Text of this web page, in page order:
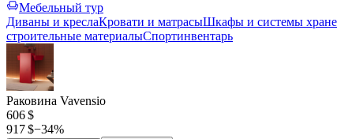
Мебельный тур
Диваны и креслаКровати и матрасыШкафы и системы
строительные материалыСпортинвентарь
Раковина Vavensio
606 $
917 $−34%